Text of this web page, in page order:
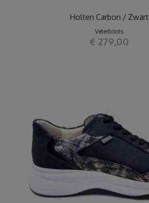
Holten Carbon / Zwart
Veterboots
€ 279,00